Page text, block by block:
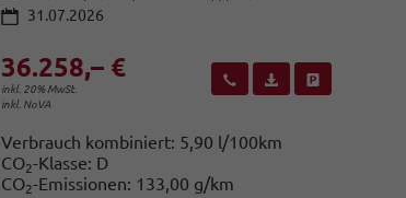
31.07.2026
36.258,– €
inkl. 20% MwSt.
inkl. NoVA
Wir rufen Sie anFahrzeugexposé (PDF)
Verbrauch kombiniert: 5,90 l/100km
CO2-Klasse: D
CO2-Emissionen: 133,00 g/km